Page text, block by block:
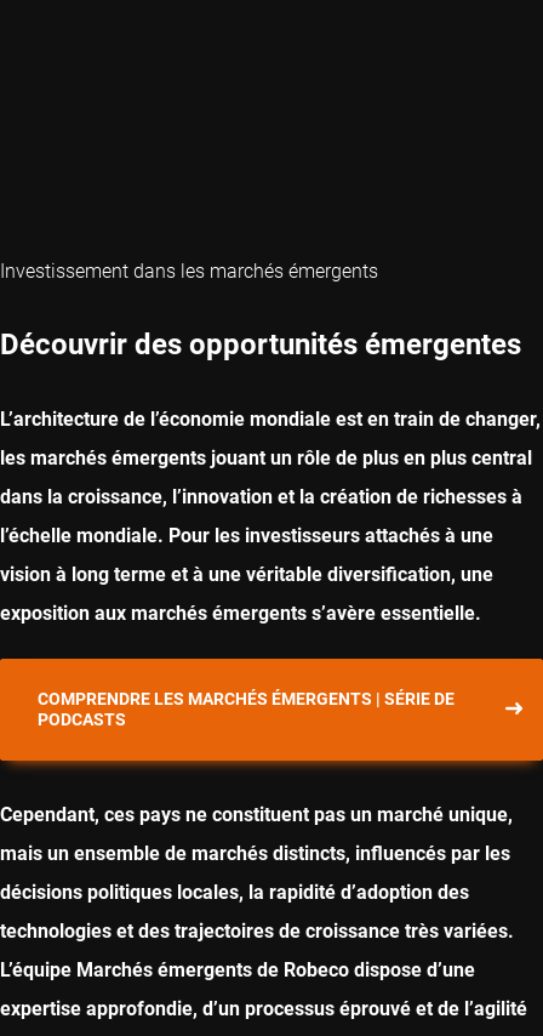
Investissement dans les marchés émergents
Découvrir des opportunités émergentes
L’architecture de l’économie mondiale est en train de changer,
les marchés émergents jouant un rôle de plus en plus central
dans la croissance, l’innovation et la création de richesses à
l’échelle mondiale. Pour les investisseurs attachés à une
vision à long terme et à une véritable diversification, une
exposition aux marchés émergents s’avère essentielle.
COMPRENDRE LES MARCHÉS ÉMERGENTS | SÉRIE DE
PODCASTS
Cependant, ces pays ne constituent pas un marché unique,
mais un ensemble de marchés distincts, influencés par les
décisions politiques locales, la rapidité d’adoption des
technologies et des trajectoires de croissance très variées.
L’équipe Marchés émergents de Robeco dispose d’une
expertise approfondie, d’un processus éprouvé et de l’agilité